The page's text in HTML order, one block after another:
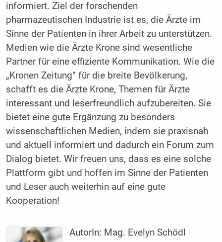
informiert. Ziel der forschenden
pharmazeutischen Industrie ist es, die Ärzte im
Sinne der Patienten in ihrer Arbeit zu unterstützen.
Medien wie die Ärzte Krone sind wesentliche
Partner für eine effiziente Kommunikation. Wie die
„Kronen Zeitung“ für die breite Bevölkerung,
schafft es die Ärzte Krone, Themen für Ärzte
interessant und leserfreundlich aufzubereiten. Sie
bietet eine gute Ergänzung zu besonders
wissenschaftlichen Medien, indem sie praxisnah
und aktuell informiert und dadurch ein Forum zum
Dialog bietet. Wir freuen uns, dass es eine solche
Plattform gibt und hoffen im Sinne der Patienten
und Leser auch weiterhin auf eine gute
Kooperation!
AutorIn: Mag. Evelyn Schödl